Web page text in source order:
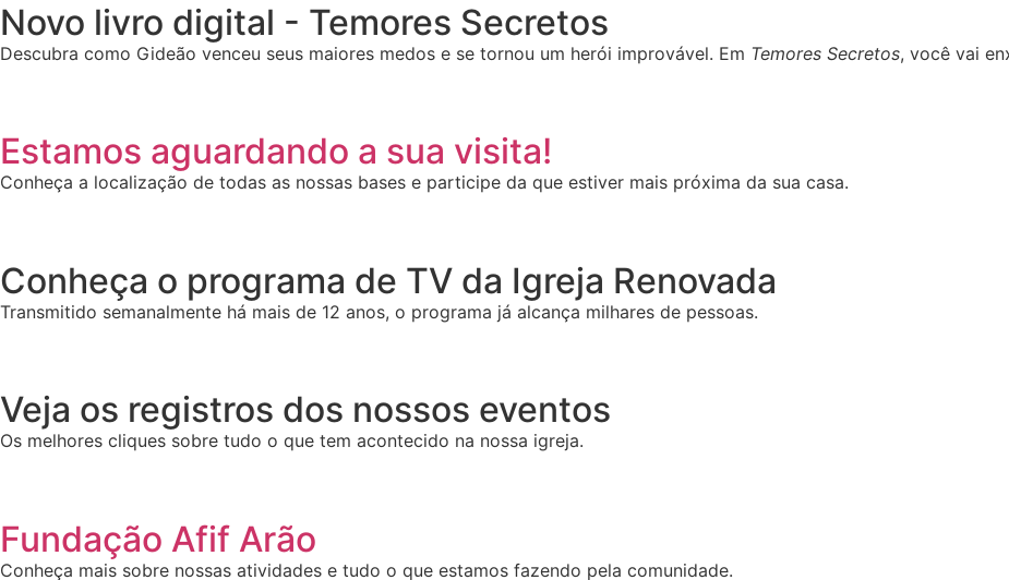
Novo livro digital - Temores Secretos
Descubra como Gideão venceu seus maiores medos e se tornou um herói improvável. Em Temores Secretos, você vai
Estamos aguardando a sua visita!
Conheça a localização de todas as nossas bases e participe da que estiver mais próxima da sua casa.
Conheça o programa de TV da Igreja Renovada
Transmitido semanalmente há mais de 12 anos, o programa já alcança milhares de pessoas.
Veja os registros dos nossos eventos
Os melhores cliques sobre tudo o que tem acontecido na nossa igreja.
Fundação Afif Arão
Conheça mais sobre nossas atividades e tudo o que estamos fazendo pela comunidade.